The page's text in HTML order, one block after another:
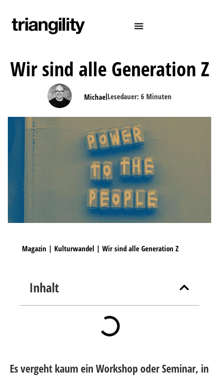
Wir sind alle Generation Z
Michael
|Lesedauer: 6 Minuten
Magazin | Kulturwandel | Wir sind alle Generation Z
Inhalt
Es vergeht kaum ein Workshop oder Seminar, in